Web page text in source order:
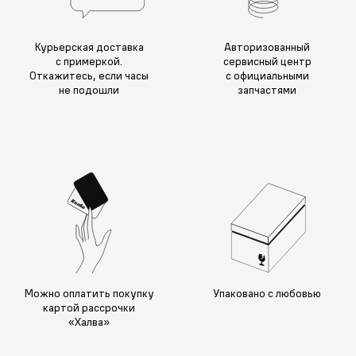
Курьерская доставка
с примеркой.
Откажитесь, если часы
не подошли
Авторизованный
сервисный центр
с официальными
запчастями
Можно оплатить покупку
картой рассрочки
«Халва»
Упаковано с любовью